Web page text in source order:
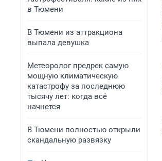
в Тюмени
В Тюмени из аттракциона
выпала девушка
Метеоролог предрек самую
мощную климатическую
катастрофу за последнюю
тысячу лет: когда всё
начнется
В Тюмени полностью открыли
скандальную развязку